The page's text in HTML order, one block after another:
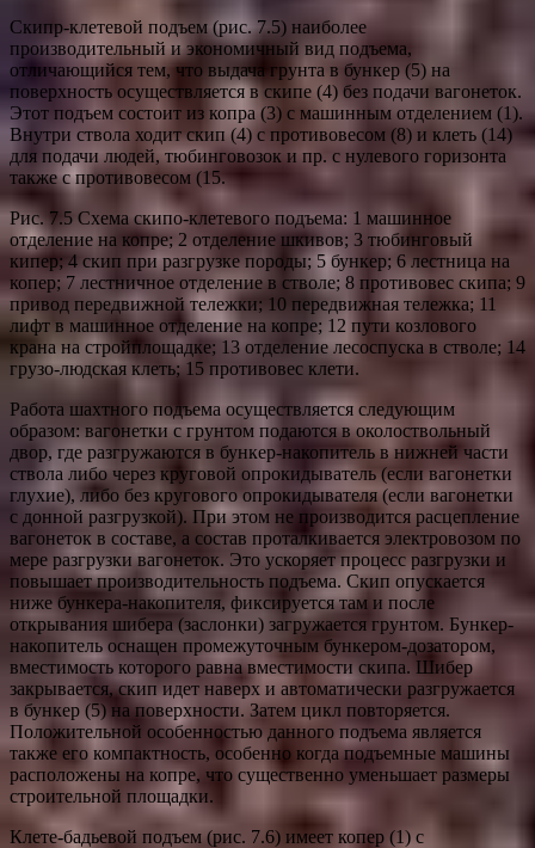
Скипр-клетевой подъем (рис. 7.5) наиболее
производительный и экономичный вид подъема,
отличающийся тем, что выдача грунта в бункер (5) на
поверхность осуществляется в скипе (4) без подачи вагонеток.
Этот подъем состоит из копра (3) с машинным отделением (1).
Внутри ствола ходит скип (4) с противовесом (8) и клеть (14)
для подачи людей, тюбинговозок и пр. с нулевого горизонта
также с противовесом (15.
Рис. 7.5 Схема скипо-клетевого подъема: 1 машинное
отделение на копре; 2 отделение шкивов; 3 тюбинговый
кипер; 4 скип при разгрузке породы; 5 бункер; 6 лестница на
копер; 7 лестничное отделение в стволе; 8 противовес скипа; 9
привод передвижной тележки; 10 передвижная тележка; 11
лифт в машинное отделение на копре; 12 пути козлового
крана на стройплощадке; 13 отделение лесоспуска в стволе; 14
грузо-людская клеть; 15 противовес клети.
Работа шахтного подъема осуществляется следующим
образом: вагонетки с грунтом подаются в околоствольный
двор, где разгружаются в бункер-накопитель в нижней части
ствола либо через круговой опрокидыватель (если вагонетки
глухие), либо без кругового опрокидывателя (если вагонетки
с донной разгрузкой). При этом не производится расцепление
вагонеток в составе, а состав проталкивается электровозом по
мере разгрузки вагонеток. Это ускоряет процесс разгрузки и
повышает производительность подъема. Скип опускается
ниже бункера-накопителя, фиксируется там и после
открывания шибера (заслонки) загружается грунтом. Бункер-
накопитель оснащен промежуточным бункером-дозатором,
вместимость которого равна вместимости скипа. Шибер
закрывается, скип идет наверх и автоматически разгружается
в бункер (5) на поверхности. Затем цикл повторяется.
Положительной особенностью данного подъема является
также его компактность, особенно когда подъемные машины
расположены на копре, что существенно уменьшает размеры
строительной площадки.
Клете-бадьевой подъем (рис. 7.6) имеет копер (1) с